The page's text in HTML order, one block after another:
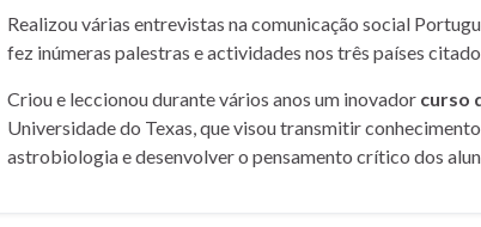
Realizou várias entrevistas na comunicação social
fez inúmeras palestras e actividades nos três países
Criou e leccionou durante vários anos um inovador curso
Universidade do Texas, que visou transmitir
astrobiologia e desenvolver o pensamento crítico dos